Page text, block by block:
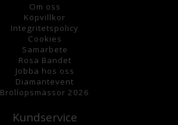
Om oss
Köpvillkor
Integritetspolicy
Cookies
Samarbete
Rosa Bandet
Jobba hos oss
Diamantevent
Bröllopsmässor 2026
Kundservice